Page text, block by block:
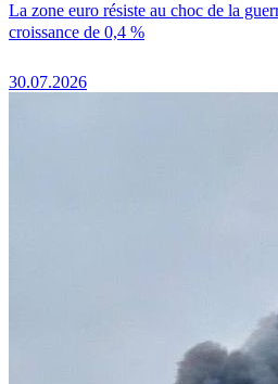
La zone euro résiste au choc de la
croissance de 0,4 %
30.07.2026